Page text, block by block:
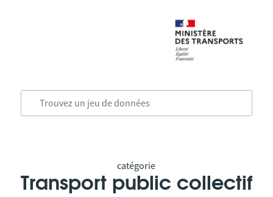
catégorie
Transport public collectif